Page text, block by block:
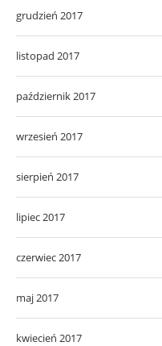
grudzień 2017
listopad 2017
październik 2017
wrzesień 2017
sierpień 2017
lipiec 2017
czerwiec 2017
maj 2017
kwiecień 2017